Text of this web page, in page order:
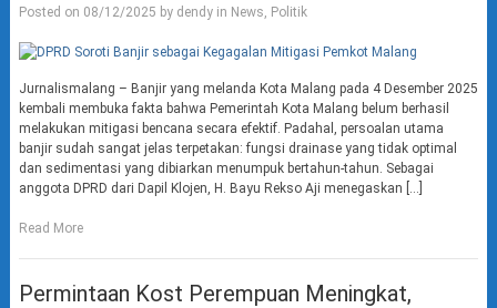
Posted on 08/12/2025 by dendyin News, Politik
Jurnalismalang – Banjir yang melanda Kota Malang pada 4 Desember 2025
kembali membuka fakta bahwa Pemerintah Kota Malang belum berhasil
melakukan mitigasi bencana secara efektif. Padahal, persoalan utama
banjir sudah sangat jelas terpetakan: fungsi drainase yang tidak optimal
dan sedimentasi yang dibiarkan menumpuk bertahun-tahun. Sebagai
anggota DPRD dari Dapil Klojen, H. Bayu Rekso Aji menegaskan […]
Read More
Permintaan Kost Perempuan Meningkat,